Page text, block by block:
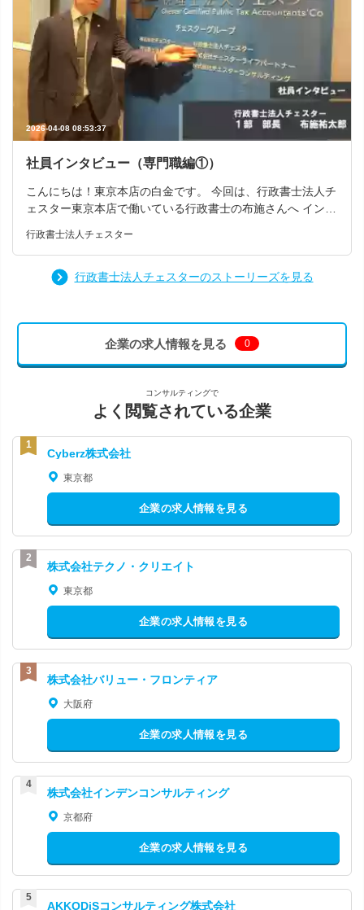
のでしょうか??? 「大手で自分の力を試したい」 その一言か
ら私の転職は始まりました💡 前職では2年間働きましたが、
お給料も上がらず、 モチベーションも正直どんどん下がって
いました。 「もっと成長できる環境に行きたい」そんな想い
で見つけたのが、今の事務所です。 当社を選んだ決め手は?!
入社初月から先輩がしっかりサポ－トしてくれながらも、
「これはBさんに任せてみよう!」と背中を押してくれる文化
に驚きました。 もちろん不安もありましたが、フォロー体制
る゛ことに本気の事務所なんだと感じています。 前職との違
なく、 改善提案をした 業務効率化にチャレンジした 新しい
知識をキャッチアップした そんな小さな努力まで見てもら
えるのが嬉しいポイント。 「頑張るほど正当に評価される」
職を考えている方へメッセ－ジ🏵️🌻 転職は不安ですよね。で
も「職場を変えるだけで、働く楽しさがこんなに変わるん
この事務所は、あなたの可能性を広げてくれる場所だと思い
「ガッツリ書類作成に集中できそう」など、 スケジュールを
ざっくり整理して、頭の中もすっきり整えていきます✨ 🚶‍♂️
9:30 外出（金融機関へ） この日は10：00から金融機関に
来店予定 9:30ごろには提出書類を持って事務所を出発します
👜💨 ＼ちなみに…／ 💡朝イチで金融機関に直行する日もあ
ります！ そんな日は自宅から直接現地へ向かってOK🏠➡️🏦
終わり次第、そのまま事務所に出社で大丈夫です！ 🧑‍💻 11:
00 帰社 → 外出の内容を事務処理📂 外出から戻ったら、や
ったことをすぐにデータ化＆整理！ • 経費精算💸 • 手続きの
進捗入力📊 • スケジュールへの反映📆 などなど、外出中に発
作業です！ 📬 11:20頃 郵送物の開封＆チェック 事務所に
届いた郵便物を確認✉️ お客さまからの重要書類や、役所・金
融機関からの通知などが届いているので、丁寧に中身を確認
都庁の近くにあるので、ランチスポットも選び放題🎯 ピーク
ら、そのまま外でランチしてOK！🍔 • 帰りにテイクアウトを
買ってきて、事務所でゆっくり食べてもOK！🍙 自由度の高
いランチスタイルで、気分転換にもなりますよ◎ 📂 12:4
の事務処理や、進捗の確認を進めていきます✅ • 書類の記入
（金融機関に提出するものなど）📝 • 受領した書類のPDF化
＆保存🖨️ • 顧客・金融機関対応（電話やメール）📞📧 • チー
ムメンバーとの情報共有🤝 などなど…集中して作業をこなし
ていく時間帯です🔥 🏦 午後〜 再び外出！そのまま直帰も
アリ◎ 午後にも外出予定が入っている日もあります🚃 書類
を提出しに役所や金融機関へ🏛️ ✅ 訪問時間によっては、そ
のまま直帰OK ！ 「やるべきことをきっちり終わらせて、効
率よく動ける」そんな柔軟なスタイルが魅力です😊✨ 🎯 お
わりに：ルーティンだけじゃない、動きのある1日 行政書士
の仕事は書類作成📄だけじゃなく、クライアントとのやりと
り🤝、 官公庁や金融機関への訪問🏦など、意外と動きが多い
です🌟 自分で予定を組み立てる部分もあるので、 慣れてく
ると「今日はここでひと段落して、明日は外出に集中しよ
う」といった感じに、 自分なりのスタイルが作れるようにな
「こんな働き方、ちょっといいかも💡」と思ってもらえたら
ひつまぶしをいただきました！😋✨ 香ばしく焼き上げられた
うなぎがたっぷりのっていて、 薬味や出汁をかけて味変を楽
しめるのが最高でした🤩 （↓写真はこちら📷↓）
2026-04-08 08:53:37
社員インタビュー（専門職編①）
こんにちは！東京本店の白金です。 今回は、行政書士法人チ
ェスター東京本店で働いている行政書士の布施さんへ インタ
んでしょうか。 ― 私がこの業界を目指したきっかけは、父
の相続でした。 当時、家族内の意見が食い違い、身内なのに
ギスギスしてしまって…。 「どうしてこんなことで家族がバ
でも減らしたい」と思い、行政書士を志しました。 そんな中
で、前職で相続業務を経験し、しばらく経ったころ出会った
のがチェスターでした。 “相続を通して家族の絆を守る仕
を決めました。 他の事務所だと、商品ラインナップの中に
「相続」があるイメージですが、 チェスターは「相続」に専
プはありましたか？ ―前職の事務所では堅苦しい雰囲気が拭
自分の考えを伝えることができませんでした。 入ってみて、
社内が意外とフランクな雰囲気だったことに驚きました。士
業事務所はどこも堅いイメージと思っていたので、ランチに
誘っていただいた時はちょっと驚きました。 年齢や性別の垣
根を越えて、協力できる環境も他ではあまりないのでは？ Q.
仕事で苦労したことはありましたか？ 最初の頃は、お客様と
のやり取りで「専門的な内容を、分かりやすく伝える」こと
しくて。 でも、先輩が「説明するときは“家族に話すつもり
で”伝えてみるといいよ」とアドバイスをくれて、それからは
意識が変わりました。 今では「説明が分かりやすい」と言っ
ていただけることも増えて、自分の成長を実感しています。
Q．最後に入社を検討している方へのメッセージをお願いし
ます！ ―チェスターは「人を育てる会社」だと思います。
専門知識がなくても、丁寧に学べる環境とフォロー体制があ
りますし、何より人間関係が温かいです。私も最初は不安で
したが、気づけばあっという間です。 “人の役に立つ仕事が
ている環境だと思います。 皆様の入社を心よりお待ちしてお
行政書士法人チェスター
行政書士法人チェスターのストーリーズを見る
企業の求人情報を見る 0
コンサルティングで
よく閲覧されている企業
Cyberz株式会社
東京都
企業の求人情報を見る
株式会社テクノ・クリエイト
東京都
企業の求人情報を見る
株式会社バリュー・フロンティア
大阪府
企業の求人情報を見る
株式会社インデンコンサルティング
京都府
企業の求人情報を見る
AKKODiSコンサルティング株式会社